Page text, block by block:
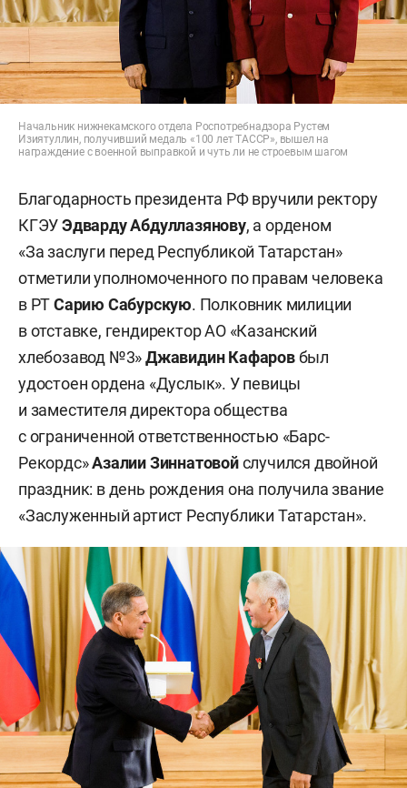
Начальник нижнекамского отдела Роспотребнадзора Рустем
Изиятуллин, получивший медаль «100 лет ТАССР», вышел на
награждение с военной выправкой и чуть ли не строевым шагом
Благодарность президента РФ вручили ректору
КГЭУЭдварду Абдуллазянову, а орденом
«За заслуги перед Республикой Татарстан»
отметили уполномоченного по правам человека
в РТСарию Сабурскую. Полковник милиции
в отставке, гендиректор АО «Казанский
хлебозавод №3»Джавидин Кафаровбыл
удостоен ордена «Дуслык». У певицы
и заместителя директора общества
с ограниченной ответственностью «Барс-
Рекордс»Азалии Зиннатовойслучился двойной
праздник: в день рождения она получила звание
«Заслуженный артист Республики Татарстан».